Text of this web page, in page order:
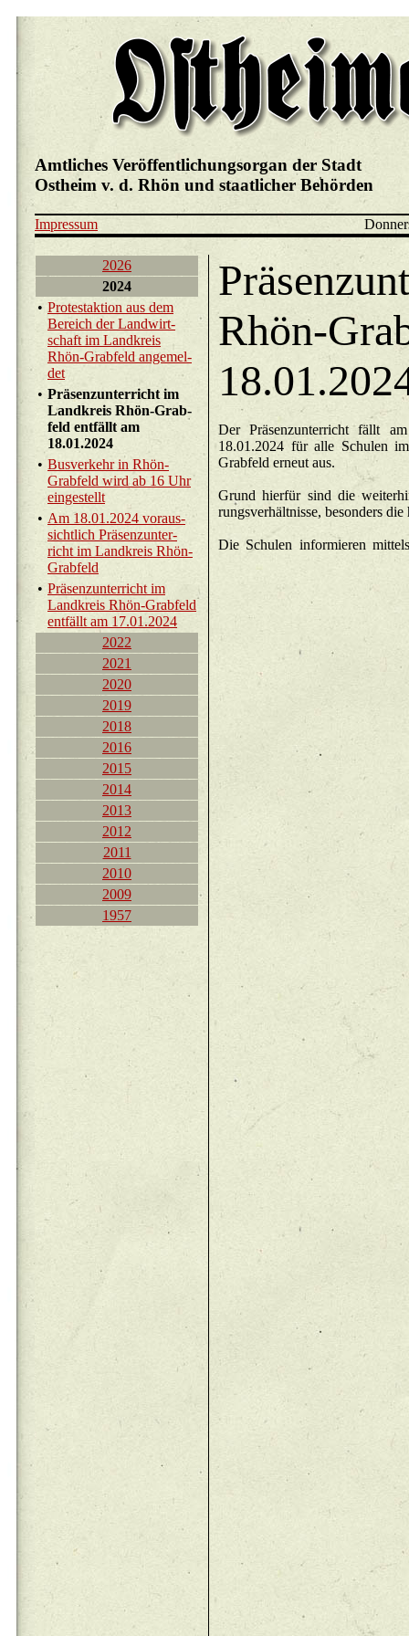
Amtliches Veröffentlichungsorgan der Stadt
Ostheim v. d. Rhön und staatlicher Behörden
Impressum
2026
2024
• Pro­test­ak­ti­on aus dem
Be­reich der Land­wirt­
schaft im Land­kreis
Rhön-Grab­feld an­ge­mel­
det
• Prä­senz­un­ter­richt im
Land­kreis Rhön-Grab­
feld ent­fällt am
18.01.2024
• Bus­ver­kehr in Rhön-
Grab­feld wird ab 16 Uhr
ein­ge­stellt
• Am 18.01.2024 vor­aus­
sicht­lich Prä­senz­un­ter­
richt im Land­kreis Rhön-
Grab­feld
• Prä­senz­un­ter­richt im
Land­kreis Rhön-Grab­feld
ent­fällt am 17.01.2024
2022
2021
2020
2019
2018
2016
2015
2014
2013
2012
2011
2010
2009
1957
Rhön-
Der Prä­senz­un­ter­richt fällt
18.01.2024 für alle Schu­len
Grab­feld er­neut aus.
Grund hier­für sind die
rungs­ver­hält­nis­se, be­son­ders
Die Schu­len in­for­mie­ren